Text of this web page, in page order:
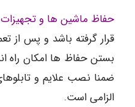
حفاظ ماشین ها و
قرار گرفته باشد و پس از
بستن حفاظ ها امکان راه
ضمنا نصب علایم و
الزامی است.